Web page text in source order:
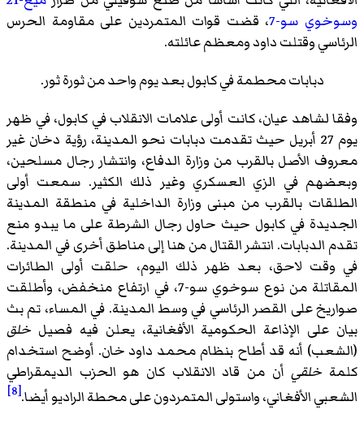
وسوخوي سو-7 ، قضت قوات المتمردين على مقاومة الحرس
الرئاسي وقتلت داود ومعظم عائلته.
دبابات محطمة في كابول بعد يوم واحد من ثورة ثور.
وفقا لشاهد عيان، كانت أولى علامات الانقلاب في كابول، في ظهر
يوم 27 أبريل حيث تقدمت دبابات نحو المدينة، رؤية دخان غير
معروف الأصل بالقرب من وزارة الدفاع، وانتشار رجال مسلحين،
وبعضهم في الزي العسكري وغير ذلك الكثير. سمعت أولى
الطلقات بالقرب من مبنى وزارة الداخلية في منطقة المدينة
الجديدة في كابول حيث حاول رجال الشرطة على ما يبدو منع
تقدم الدبابات. انتشر القتال من هنا إلى مناطق أخرى في المدينة.
في وقت لاحق، بعد ظهر ذلك اليوم، حلقت أولى الطائرات
المقاتلة من نوع سوخوي سو-7، في ارتفاع منخفض، وأطلقت
صواريخ على القصر الرئاسي في وسط المدينة. في المساء، تم بث
بيان على الإذاعة الحكومية الأفغانية، يعلن فيه فصيل خلق
(الشعب) أنه قد أطاح بنظام محمد داود خان. أوضح استخدام
كلمة خلقيأن من قاد الانقلاب كان هو الحزب الديمقراطي
الشعبي الأفغاني، واستولى المتمردون على محطة الراديو أيضا.[8]